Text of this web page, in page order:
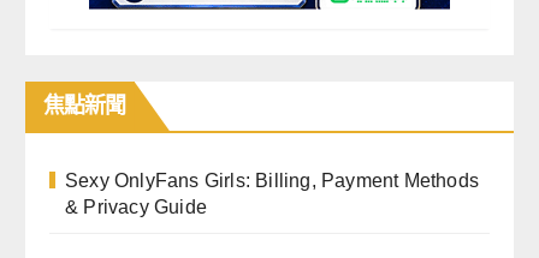
焦點新聞
Sexy OnlyFans Girls: Billing, Payment Methods
& Privacy Guide